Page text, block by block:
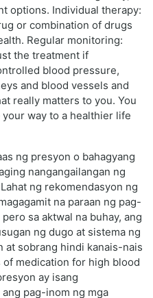
options. Individual therapy:
or combination of drugs
Regular monitoring:
the treatment if
blood pressure,
and blood vessels and
really matters to you. You
way to a healthier life
ng presyon o bahagyang
nangangailangan ng
ng rekomendasyon ng
na paraan ng pag-
sa aktwal na buhay, ang
ng dugo at sistema ng
at sobrang hindi kanais-nais
of medication for high blood
ay isang
pag-inom ng mga